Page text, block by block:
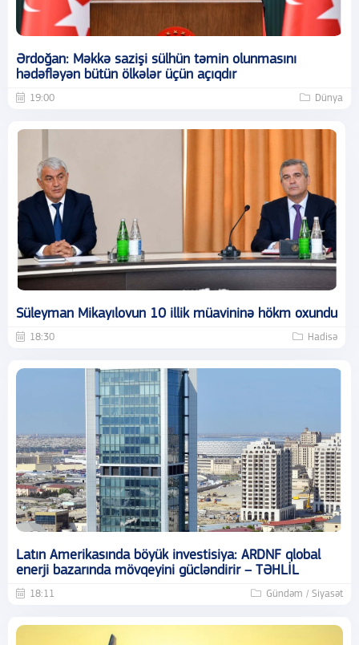
Ərdoğan: Məkkə sazişi sülhün təmin olunmasını
hədəfləyən bütün ölkələr üçün açıqdır
19:00 Dünya
Süleyman Mikayılovun 10 illik müavininə hökm oxundu
18:30 Hadisə
Latın Amerikasında böyük investisiya: ARDNF qlobal
enerji bazarında mövqeyini gücləndirir – TƏHLİL
18:11 Gündəm / Siyasət